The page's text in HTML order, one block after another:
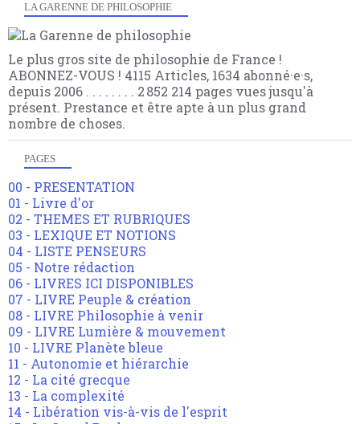
LA GARENNE DE PHILOSOPHIE
Le plus gros site de philosophie de France !
ABONNEZ-VOUS ! 4115 Articles, 1634 abonné·e·s,
depuis 2006 . . . . . . . . 2 852 214 pages vues jusqu'à
présent. Prestance et être apte à un plus grand
nombre de choses.
PAGES
00 - PRESENTATION
01 - Livre d'or
02 - THEMES ET RUBRIQUES
03 - LEXIQUE ET NOTIONS
04 - LISTE PENSEURS
05 - Notre rédaction
06 - LIVRES ICI DISPONIBLES
07 - LIVRE Peuple & création
08 - LIVRE Philosophie à venir
09 - LIVRE Lumière & mouvement
10 - LIVRE Planète bleue
11 - Autonomie et hiérarchie
12 - La cité grecque
13 - La complexité
14 - Libération vis-à-vis de l'esprit